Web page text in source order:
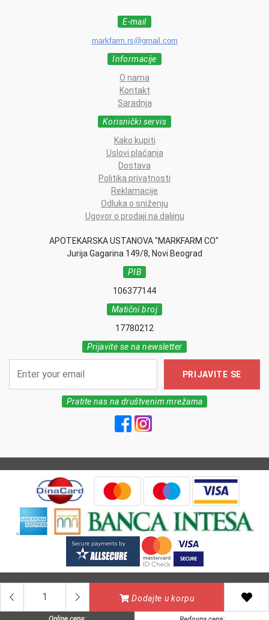
Dodajte u korpu
E-mail
markfarm.rs@gmail.com
Informacije
O nama
Kontakt
Saradnja
Korisnički servis
Kako kupiti
Uslovi plaćanja
Dostava
Politika privatnosti
Reklamacije
Odluka o sniženju
Ugovor o prodaji na daljinu
APOTEKARSKA USTANOVA "MARKFARM CO"
Jurija Gagarina 149/8, Novi Beograd
PIB
106377144
Matični broj
17780212
Prijavite se na newsletter
PRIJAVITE SE
Pratite nas na društvenim mrežama